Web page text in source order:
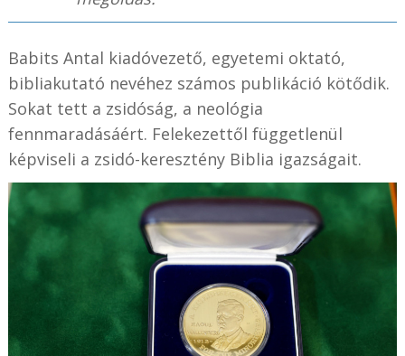
Babits Antal kiadóvezető, egyetemi oktató,
bibliakutató nevéhez számos publikáció kötődik.
Sokat tett a zsidóság, a neológia
fennmaradásáért. Felekezettől függetlenül
képviseli a zsidó-keresztény Biblia igazságait.